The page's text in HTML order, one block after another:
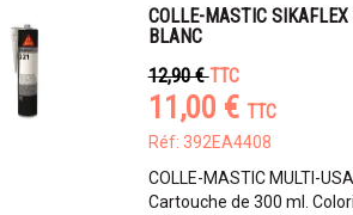
COLLE-MASTIC SIKAFLEX
BLANC
12,90 €TTC
11,00 € TTC
Réf: 392EA4408
COLLE-MASTIC MULTI-
Cartouche de 300 ml.